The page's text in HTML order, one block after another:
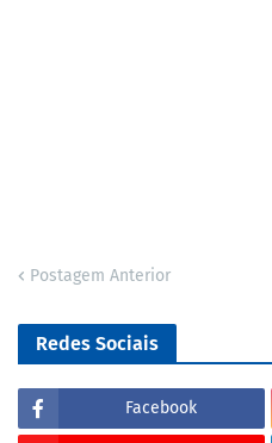
Postagem Anterior
Redes Sociais
Facebook